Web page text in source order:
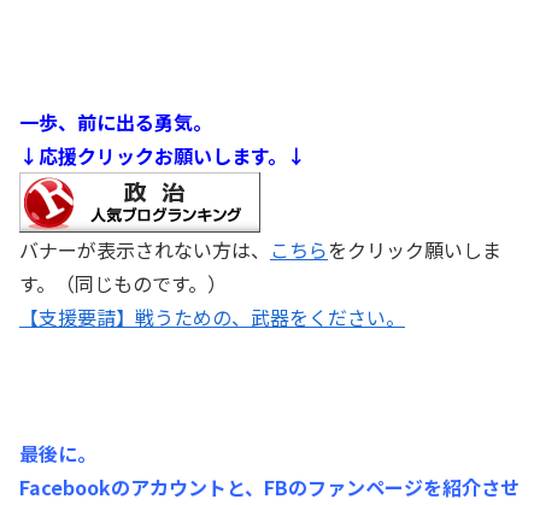
一歩、前に出る勇気。
↓応援クリックお願いします。↓
バナーが表示されない方は、 こちらをクリック願いしま
す。（同じものです。）
【支援要請】戦うための、武器をください。
最後に。
Facebookのアカウントと、FBのファンページを紹介させ